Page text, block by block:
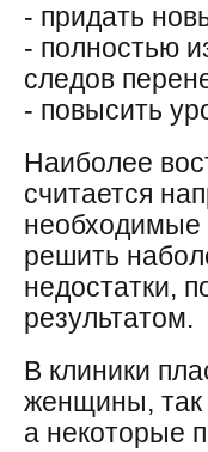
- придать
- полностью
следов
- повысить
Наиболее
считается
необходимые
решить
недостатки,
результатом.
В клиники
женщины, так
а некоторые